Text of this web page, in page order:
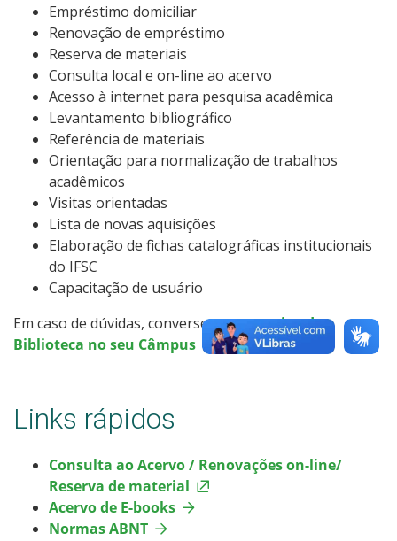
Empréstimo domiciliar
Renovação de empréstimo
Reserva de materiais
Consulta local e on-line ao acervo
Acesso à internet para pesquisa acadêmica
Levantamento bibliográfico
Referência de materiais
Orientação para normalização de trabalhos
acadêmicos
Visitas orientadas
Lista de novas aquisições
Elaboração de fichas catalográficas institucionais
do IFSC
Capacitação de usuário
Em caso de dúvidas, converse com aequipe de
Biblioteca no seu Câmpus
.
Links rápidos
Consulta ao Acervo / Renovações on-line/
Reserva de material
Acervo de E-books
Normas ABNT